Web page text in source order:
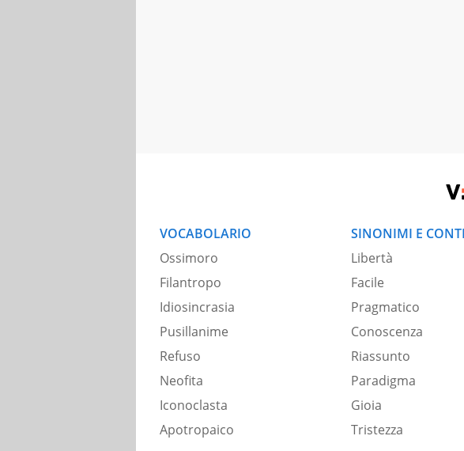
VOCABOLARIO
Ossimoro
Filantropo
Idiosincrasia
Pusillanime
Refuso
Neofita
Iconoclasta
Apotropaico
SINONIMI E
Libertà
Facile
Pragmatico
Conoscenza
Riassunto
Paradigma
Gioia
Tristezza